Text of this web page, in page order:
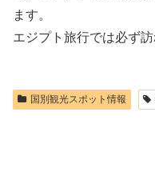
ます。
エジプト旅行では必ず
国別観光スポット情報